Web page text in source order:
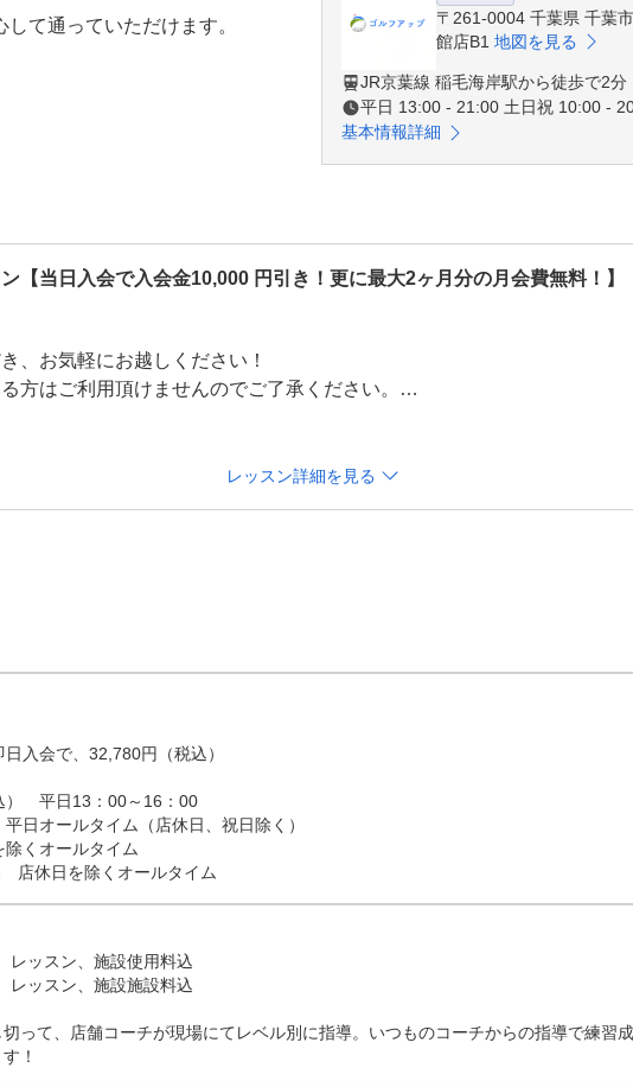
て通っていただけます。
〒261-0004 千葉県 千葉
館店B1 地図を見る
JR京葉線 稲毛海岸駅から徒歩で2分
平日 13:00 - 21:00 土日祝 10:00 -
基本情報詳細
【当日入会で入会金10,000 円引き！更に最大2ヶ月分の月会費無料！】
、お気軽にお越しください！
方はご利用頂けませんのでご了承ください。
～　その間、1時間毎（火曜日除く）
レッスン詳細を見る
入会で、32,780円（税込）
　平日13：00～16：00
日オールタイム（店休日、祝日除く）
くオールタイム
店休日を除くオールタイム
レッスン、施設使用料込
レッスン、施設施設料込
って、店舗コーチが現場にてレベル別に指導。いつものコーチからの指導で練習